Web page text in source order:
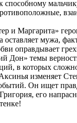
и Маргарита»
мужа,
оправдывает
темы
в которых
изменяет
Он ищет
его